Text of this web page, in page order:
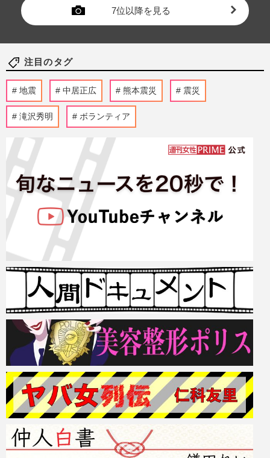
7位以降を見る
注目のタグ
地震 中居正広 熊本震災 震災
滝沢秀明 ボランティア